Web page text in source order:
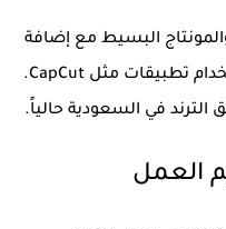
البسيط مع إضافة
النصوص الجذابة (Captions) باستخدام تطبيقات مثل CapCut.
الترند في السعودية حالياً.